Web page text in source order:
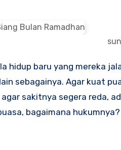
sebagainya. Agar kuat
sakitnya segera reda,
bagaimana hukumnya?